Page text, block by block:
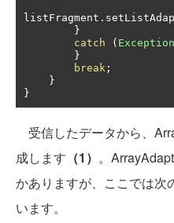
listFragment .
}
catch
( Exception
}
break ;
}
}
受信したデータから、
成します （1） 。
かありますが、ここでは次
います。